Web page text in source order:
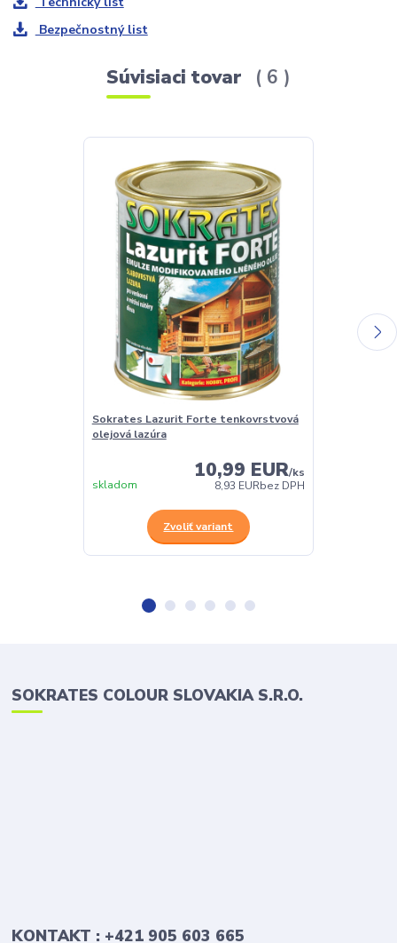
Bezpečnostný list
Súvisiaci tovar 6
Sokrates Lazurit Forte tenkovrstvová
olejová lazúra
10,99 EUR/ks
8,93 EURbez DPH
skladom
Zvoliť variant
SOKRATES COLOUR SLOVAKIA S.R.O.
KONTAKT : +421 905 603 665